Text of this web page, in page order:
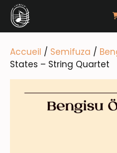
Aller
contenu
Accueil / Semifuza /
States – String Quartet